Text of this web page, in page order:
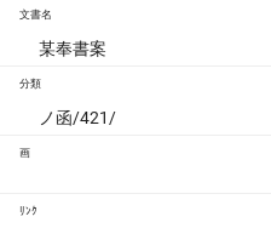
文書名
某奉書案
分類
ノ函/421/
画
ﾘﾝｸ